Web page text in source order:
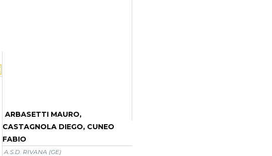
ARBASETTI MAURO,
CASTAGNOLA DIEGO, CUNEO
FABIO
A.S.D. RIVANA (GE)